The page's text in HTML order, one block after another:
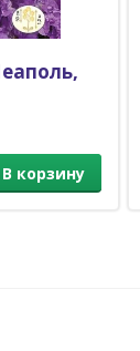
В корзину